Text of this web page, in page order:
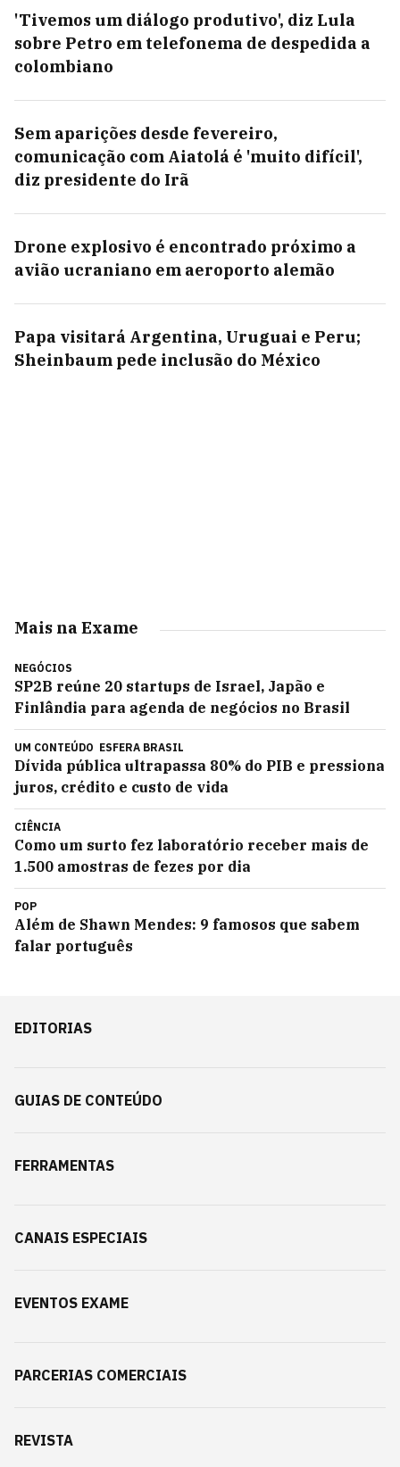
'Tivemos um diálogo produtivo', diz Lula
sobre Petro em telefonema de despedida a
colombiano
Sem aparições desde fevereiro,
comunicação com Aiatolá é 'muito difícil',
diz presidente do Irã
Drone explosivo é encontrado próximo a
avião ucraniano em aeroporto alemão
Papa visitará Argentina, Uruguai e Peru;
Sheinbaum pede inclusão do México
Mais na Exame
NEGÓCIOS
SP2B reúne 20 startups de Israel, Japão e
Finlândia para agenda de negócios no Brasil
UM CONTEÚDO ESFERA BRASIL
Dívida pública ultrapassa 80% do PIB e pressiona
juros, crédito e custo de vida
CIÊNCIA
Como um surto fez laboratório receber mais de
1.500 amostras de fezes por dia
POP
Além de Shawn Mendes: 9 famosos que sabem
falar português
EDITORIAS
GUIAS DE CONTEÚDO
FERRAMENTAS
CANAIS ESPECIAIS
EVENTOS EXAME
PARCERIAS COMERCIAIS
REVISTA